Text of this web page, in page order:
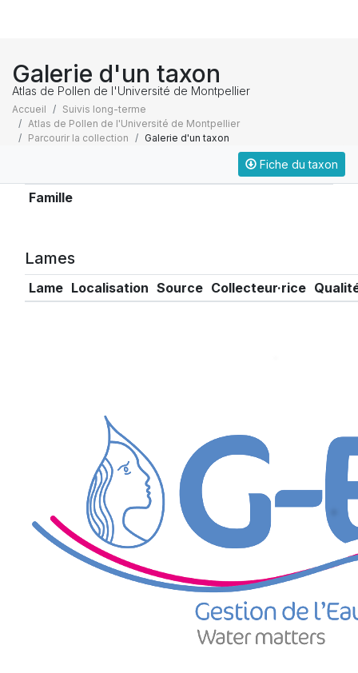
Galerie d'un taxon
Atlas de Pollen de l'Université de Montpellier
Accueil
Suivis long-terme
Atlas de Pollen de l'Université de Montpellier
Parcourir la collection
Galerie d'un taxon
Fiche du taxon
Famille
Lames
Lame Localisation Source Collecteur·rice